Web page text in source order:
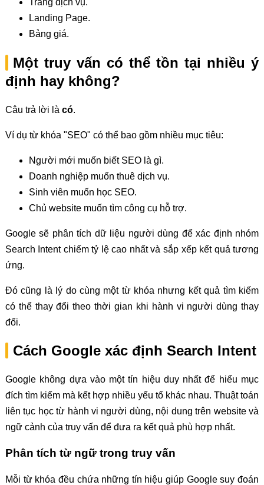
Landing Page.
Bảng giá.
Một truy vấn có thể tồn tại nhiều ý
định hay không?
Câu trả lời là có.
Ví dụ từ khóa "SEO" có thể bao gồm nhiều mục tiêu:
Người mới muốn biết SEO là gì.
Doanh nghiệp muốn thuê dịch vụ.
Sinh viên muốn học SEO.
Chủ website muốn tìm công cụ hỗ trợ.
Google sẽ phân tích dữ liệu người dùng để xác định nhóm
Search Intent chiếm tỷ lệ cao nhất và sắp xếp kết quả tương
ứng.
Đó cũng là lý do cùng một từ khóa nhưng kết quả tìm kiếm
có thể thay đổi theo thời gian khi hành vi người dùng thay
đổi.
Cách Google xác định Search Intent
Google không dựa vào một tín hiệu duy nhất để hiểu mục
đích tìm kiếm mà kết hợp nhiều yếu tố khác nhau. Thuật toán
liên tục học từ hành vi người dùng, nội dung trên website và
ngữ cảnh của truy vấn để đưa ra kết quả phù hợp nhất.
Phân tích từ ngữ trong truy vấn
Mỗi từ khóa đều chứa những tín hiệu giúp Google suy đoán